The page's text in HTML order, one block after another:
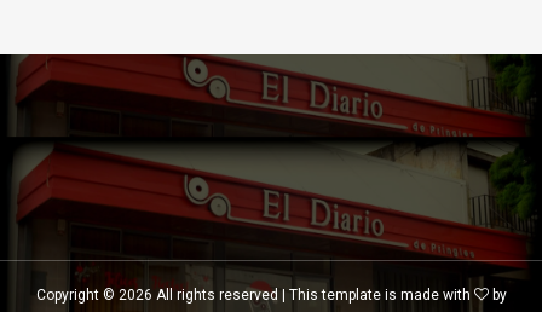
Copyright © 2026 All rights reserved | This template is made with
by